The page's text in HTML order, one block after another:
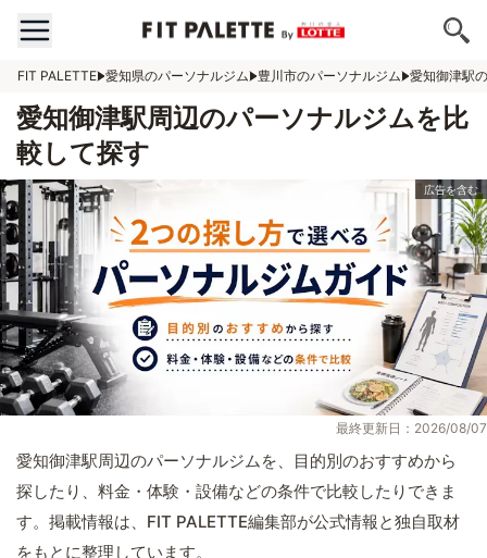
FIT PALETTE 愛知県のパーソナルジム 豊川市のパーソナルジム 愛知御津駅
愛知御津駅周辺のパーソナルジムを比
較して探す
最終更新日：2026/08/07
愛知御津駅周辺のパーソナルジムを、目的別のおすすめから
探したり、料金・体験・設備などの条件で比較したりできま
す。掲載情報は、FIT PALETTE編集部が公式情報と独自取材
をもとに整理しています。